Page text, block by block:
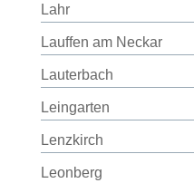
Lahr
Lauffen am Neckar
Lauterbach
Leingarten
Lenzkirch
Leonberg